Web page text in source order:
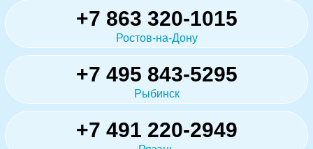
+7 863 320-1015
Ростов-на-Дону
+7 495 843-5295
Рыбинск
+7 491 220-2949